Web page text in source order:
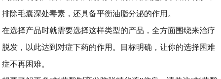
排除毛囊深处毒素，还具备平衡油脂分泌的作用。
在选择产品时就需要选择这样类型的产品，全方面围绕来治疗
脱发，以此达到对症下药的作用。目标明确，让你的选择困难
症不再困难。